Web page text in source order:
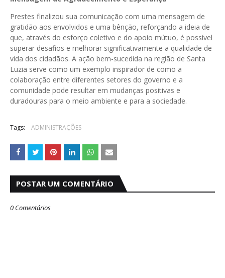
Prestes finalizou sua comunicação com uma mensagem de
gratidão aos envolvidos e uma bênção, reforçando a ideia de
que, através do esforço coletivo e do apoio mútuo, é possível
superar desafios e melhorar significativamente a qualidade de
vida dos cidadãos. A ação bem-sucedida na região de Santa
Luzia serve como um exemplo inspirador de como a
colaboração entre diferentes setores do governo e a
comunidade pode resultar em mudanças positivas e
duradouras para o meio ambiente e para a sociedade.
Tags: ADMINISTRAÇÕES
POSTAR UM COMENTÁRIO
0 Comentários